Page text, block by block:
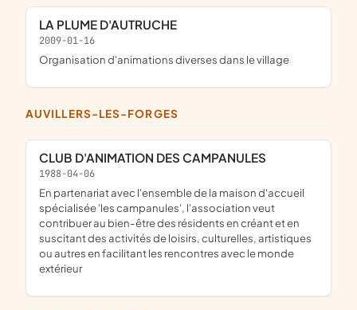
LA PLUME D'AUTRUCHE
2009-01-16
organisation d'animations diverses dans le village
AUVILLERS-LES-FORGES
CLUB D'ANIMATION DES CAMPANULES
1988-04-06
en partenariat avec l'ensemble de la maison d'accueil
spécialisée 'les campanules', l'association veut
contribuer au bien-être des résidents en créant et en
suscitant des activités de loisirs, culturelles, artistiques
ou autres en facilitant les rencontres avec le monde
extérieur